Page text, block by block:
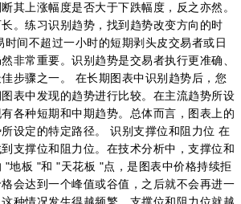
其上涨幅度是否大于下跌幅度，反之亦然。
。练习识别趋势，找到趋势改变方向的时
间不超过一小时的短期剥头皮交易者或日
非常重要。识别趋势是交易者执行更准确、
步骤之一。 在长期图表中识别趋势后，您
表中发现的趋势进行比较。在主流趋势所设
各种短期和中期趋势。总体而言，图表上的
设定的特定路径。 识别支撑位和阻力位 在
支撑位和阻力位。在技术分析中，支撑位和
"地板 "和 "天花板 "点，是图表中价格持续拒
会达到一个峰值或谷值，之后就不会再进一